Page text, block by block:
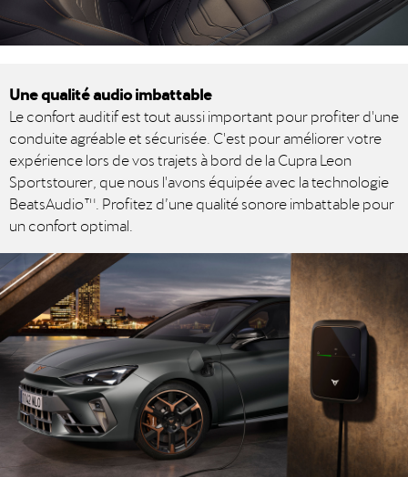
Une qualité audio imbattable
Le confort auditif est tout aussi important pour profiter d'une
conduite agréable et sécurisée. C'est pour améliorer votre
expérience lors de vos trajets à bord de la Cupra Leon
Sportstourer, que nous l'avons équipée avec la technologie
BeatsAudio™. Profitez d’une qualité sonore imbattable pour
un confort optimal.